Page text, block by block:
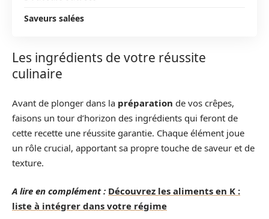
Saveurs salées
Les ingrédients de votre réussite
culinaire
Avant de plonger dans la préparation de vos crêpes,
faisons un tour d’horizon des ingrédients qui feront de
cette recette une réussite garantie. Chaque élément joue
un rôle crucial, apportant sa propre touche de saveur et de
texture.
A lire en complément : Découvrez les aliments en K :
liste à intégrer dans votre régime